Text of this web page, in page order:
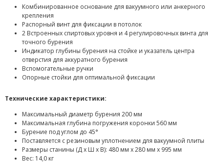
Комбинированное основание для вакуумного или анкерного
крепления
Распорный винт для фиксации в потолок
2 Встроенных спиртовых уровня и 4 регулировочных винта для
точного бурения
Индикатор глубины бурения на стойке и указатель центра
отверстия для аккуратного бурения
Вспомогательные ручки
Опорные стойки для оптимальной фиксации
Технические характеристики:
Максимальный диаметр бурения 200 мм
Максимальная глубина погружения коронки 560 мм
Бурение под углом до 45°
Поставляется с резиновым уплотнением для вакуумной плиты
Размеры станины (Д х Ш х В): 480 мм х 280 мм х 995 мм
Вес: 14,0 кг